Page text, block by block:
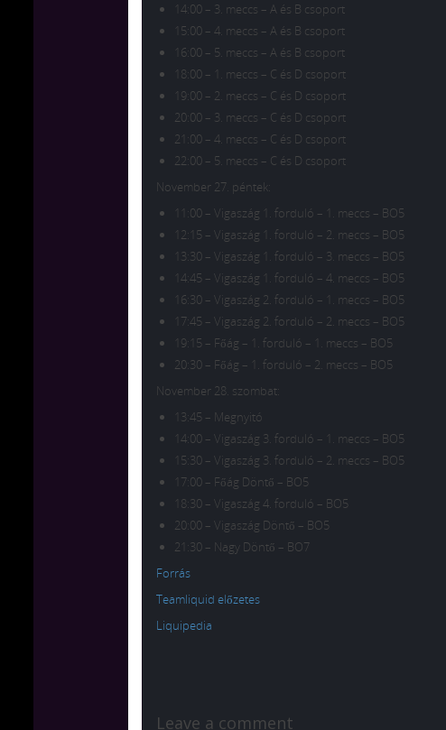
14:00 – 3. meccs – A és B csoport
15:00 – 4. meccs – A és B csoport
16:00 – 5. meccs – A és B csoport
18:00 – 1. meccs – C és D csoport
19:00 – 2. meccs – C és D csoport
20:00 – 3. meccs – C és D csoport
21:00 – 4. meccs – C és D csoport
22:00 – 5. meccs – C és D csoport
November 27. péntek:
11:00 – Vigaszág 1. forduló – 1. meccs – BO5
12:15 – Vigaszág 1. forduló – 2. meccs – BO5
13:30 – Vigaszág 1. forduló – 3. meccs – BO5
14:45 – Vigaszág 1. forduló – 4. meccs – BO5
16:30 – Vigaszág 2. forduló – 1. meccs – BO5
17:45 – Vigaszág 2. forduló – 2. meccs – BO5
19:15 – Főág – 1. forduló – 1. meccs – BO5
20:30 – Főág – 1. forduló – 2. meccs – BO5
November 28. szombat:
13:45 – Megnyitó
14:00 – Vigaszág 3. forduló – 1. meccs – BO5
15:30 – Vigaszág 3. forduló – 2. meccs – BO5
17:00 – Főág Döntő – BO5
18:30 – Vigaszág 4. forduló – BO5
20:00 – Vigaszág Döntő – BO5
21:30 – Nagy Döntő – BO7
Forrás
Teamliquid előzetes
Liquipedia
Leave a comment